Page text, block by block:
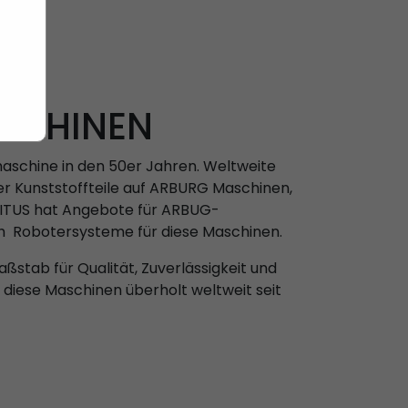
in den 50er Jahren. Weltweite
Kunststoffteile auf ARBURG Maschinen,
hat Angebote für ARBUG-
für diese Maschinen.
für Qualität, Zuverlässigkeit und
Maschinen überholt weltweit seit